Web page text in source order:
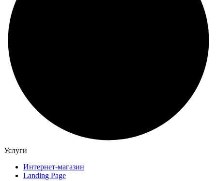
Услуги
Интернет-магазин
Landing Page